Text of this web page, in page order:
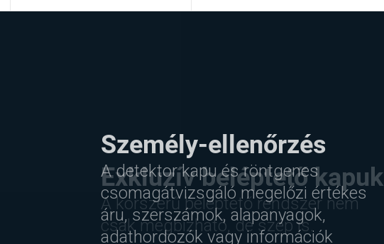
Exkluzív beléptető kapuk
A korszerű beléptető rendszer nem
csak megbízható, de szép is.